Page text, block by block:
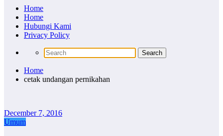
Home
Home
Hubungi Kami
Privacy Policy
Home
cetak undangan pernikahan
December 7, 2016
Umum